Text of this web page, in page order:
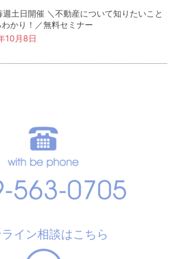
週土日開催 ＼不動産について知りたいこと
かり！／無料セミナー
10月8日
イン相談はこちら